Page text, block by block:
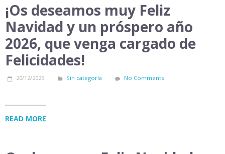
¡Os deseamos muy Feliz
Navidad y un próspero año
2026, que venga cargado de
Felicidades!
20/12/2025 Sin categoría No Comments
READ MORE